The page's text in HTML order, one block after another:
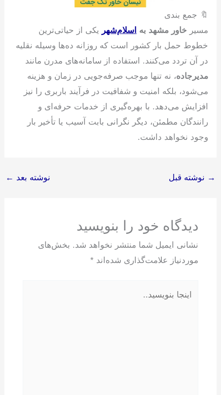
🔖 جمع بندی
مسیر خاور مشهد به اسلام‌شهر یکی از حیاتی‌ترین
خطوط حمل بار کشور است که روزانه ده‌ها وسیله نقلیه
در آن تردد می‌کنند. استفاده از سامانه‌های مدرن مانند
مدیرجاده، نه تنها موجب صرفه‌جویی در زمان و هزینه
می‌شود، بلکه امنیت و شفافیت در فرآیند باربری را نیز
افزایش می‌دهد. با بهره‌گیری از خدمات حرفه‌ای و
رانندگان مطمئن، دیگر نگرانی بابت آسیب یا تأخیر بار
وجود نخواهد داشت.
→ نوشته قبل نوشته بعد ←
دیدگاه‌ خود را بنویسید
نشانی ایمیل شما منتشر نخواهد شد. بخش‌های
موردنیاز علامت‌گذاری شده‌اند *